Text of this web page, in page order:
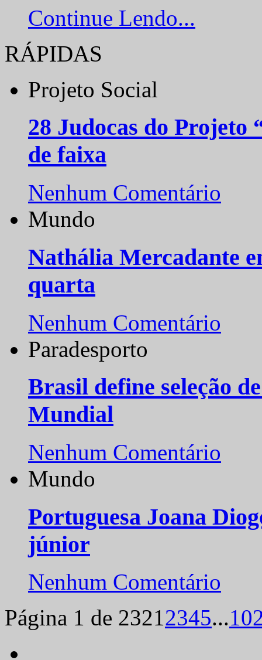
Continue Lendo...
RÁPIDAS
Projeto Social
28 Judocas do
de faixa
Nenhum Comentário
Mundo
Nathália Mercadante
quarta
Nenhum Comentário
Paradesporto
Brasil define seleção
Mundial
Nenhum Comentário
Mundo
Portuguesa Joana
júnior
Nenhum Comentário
Página 1 de 23212345...10